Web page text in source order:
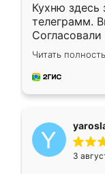
Кухню здесь
телеграмм.
недели
довольны
мебель за
Читать
3